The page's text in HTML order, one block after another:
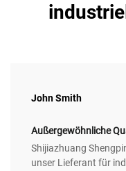
John Smith
Außergewöhnliche
Shijiazhuang
unser Lieferant für